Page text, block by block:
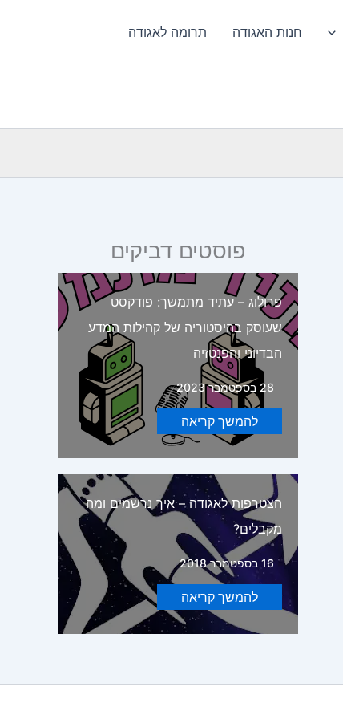
חנות האגודה תרומה לאגודה
פוסטים דביקים
פרולוג – עתיד מתמשך: פודקסט
שעוסק בהיסטוריה של קהילות המדע
הבדיוני והפנטזיה
28 בספטמבר 2023
להמשך קריאה
הצטרפות לאגודה – איך נרשמים ומה
מקבלים?
16 בספטמבר 2018
להמשך קריאה